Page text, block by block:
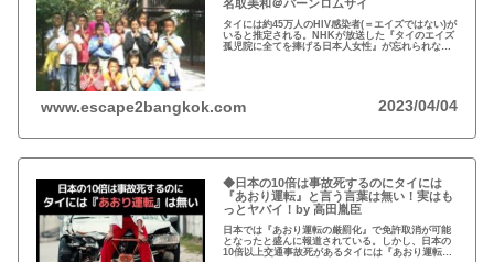
名取美和＠バーンロムサイ
タイには約45万人のHIV感染者(＝エイズではない)が
いると推定される。NHKが放送した『タイのエイズ
孤児院に全てを捧げる日本人女性』が忘れられな
www.escape2bangkok.com 2023/04/04
◆日本の10倍は事故死するのにタイには
『あおり運転』と言う言葉は無い！実はも
っとヤバイ！by 高田胤臣
日本では『あおり運転の厳罰化』で免許取消が可能
となったと盛んに報道されている。しかし、日本の
10倍以上交通事故死があるタイには『あおり運転』